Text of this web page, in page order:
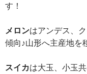
す！
メロンはアンデス、
傾向♪山形へ主産地を
スイカは大玉、小玉